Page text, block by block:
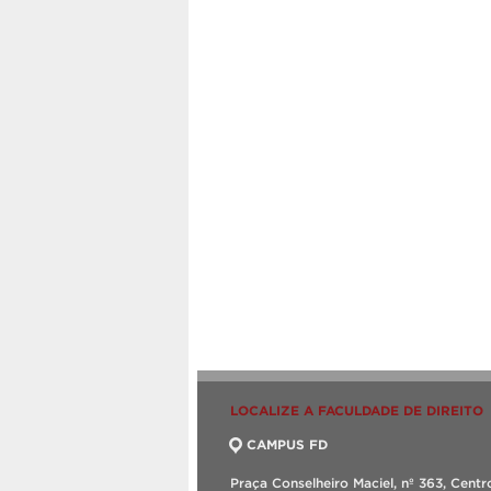
LOCALIZE A FACULDADE DE DIREITO
CAMPUS FD
Praça Conselheiro Maciel, nº 363,